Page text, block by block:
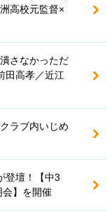
高校元監督×
さなかっただ
田高孝／近江
ラブ内いじめ
登壇！【中3
会】を開催